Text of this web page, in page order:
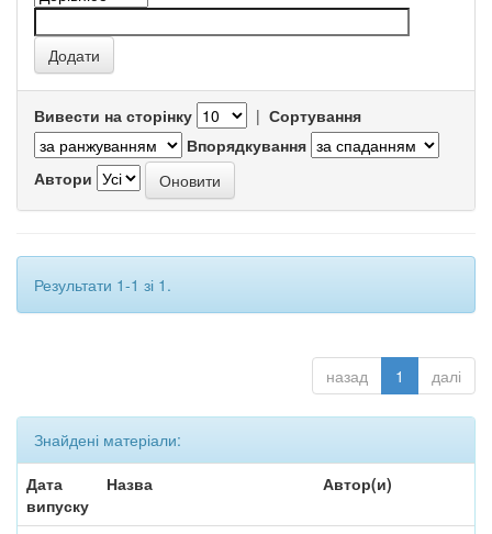
Вивести на сторінку | Сортування
Впорядкування
Автори
Результати 1-1 зі 1.
назад 1 далі
Знайдені матеріали:
Дата
випуску
Назва Автор(и)